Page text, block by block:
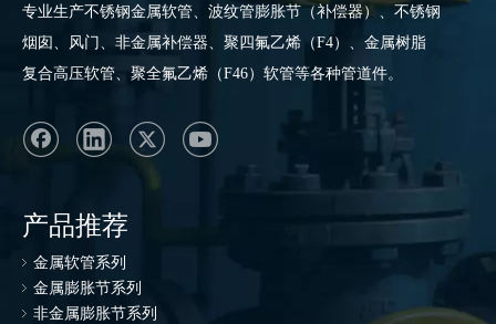
专业生产不锈钢金属软管 、波纹管膨胀节（补偿器）、不锈钢
烟囱、风门、非金属补偿器、聚四氟乙烯（F4）、金属树脂
复合高压软管、聚全氟乙烯（F46）软管等各种管道件。
产品推荐
金属软管系列
金属膨胀节系列
非金属膨胀节系列